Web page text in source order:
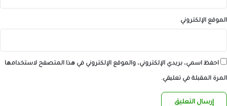
الموقع الإلكتروني
احفظ اسمي، بريدي الإلكتروني، والموقع الإلكتروني في هذا المتصفح لاستخدامها
المرة المقبلة في تعليقي.